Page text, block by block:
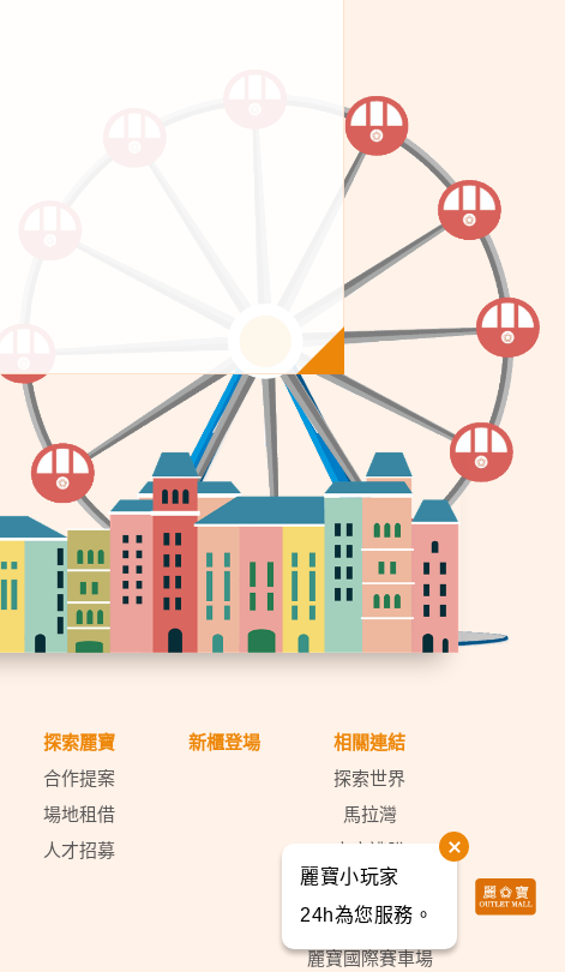
探索麗寶
合作提案
場地租借
人才招募
新櫃登場
相關連結
探索世界
馬拉灣
密室逃脫
天空之夢
麗寶福容大飯店
麗寶國際賽車場
麗寶小玩家
24h為您服務。